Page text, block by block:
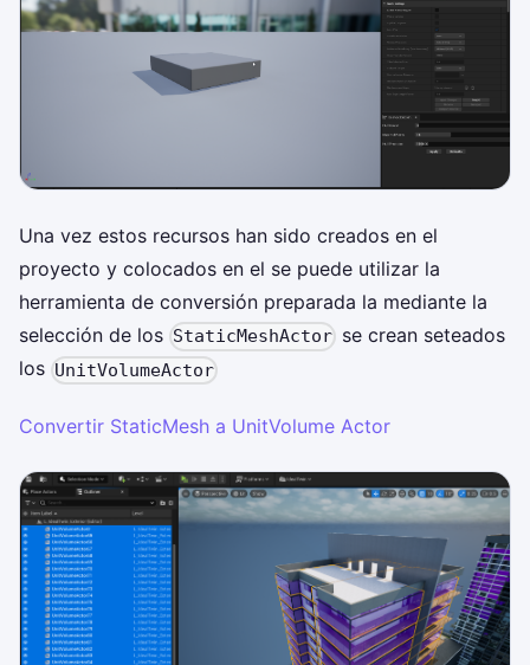
Una vez estos recursos han sido creados en el
proyecto y colocados en el se puede utilizar la
herramienta de conversión preparada la mediante la
selección de los StaticMeshActor se crean seteados
los UnitVolumeActor
Convertir StaticMesh a UnitVolume Actor